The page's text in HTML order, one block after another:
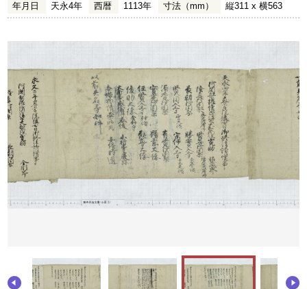
年月日 天永4年 西暦 1113年 寸法（mm） 縦311 x 横563